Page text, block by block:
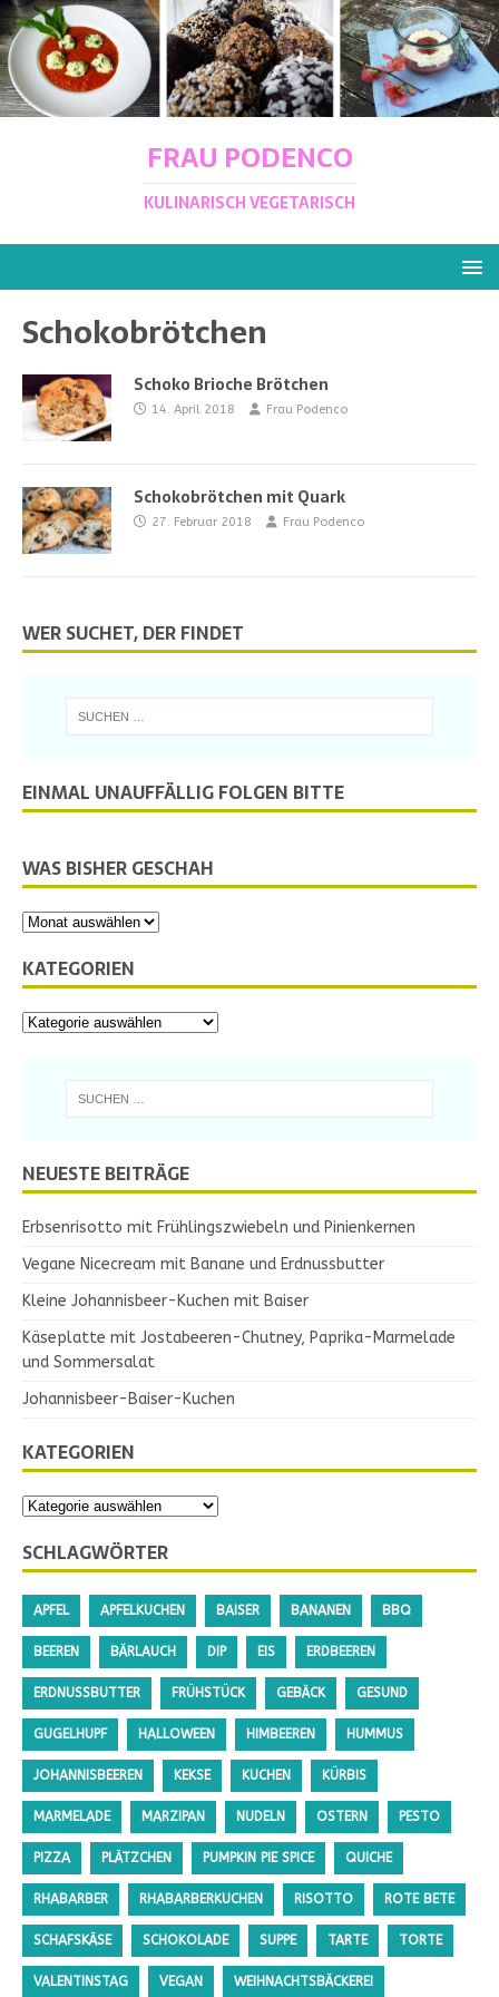
FRAU PODENCO
KULINARISCH VEGETARISCH
Schokobrötchen
Schoko Brioche Brötchen
14. April 2018 Frau Podenco
Schokobrötchen mit Quark
27. Februar 2018 Frau Podenco
WER SUCHET, DER FINDET
EINMAL UNAUFFÄLLIG FOLGEN BITTE
WAS BISHER GESCHAH
KATEGORIEN
NEUESTE BEITRÄGE
Erbsenrisotto mit Frühlingszwiebeln und Pinienkernen
Vegane Nicecream mit Banane und Erdnussbutter
Kleine Johannisbeer-Kuchen mit Baiser
Käseplatte mit Jostabeeren-Chutney, Paprika-Marmelade
und Sommersalat
Johannisbeer-Baiser-Kuchen
KATEGORIEN
SCHLAGWÖRTER
APFEL APFELKUCHEN BAISER BANANEN BBQ
BEEREN BÄRLAUCH DIP EIS ERDBEEREN
ERDNUSSBUTTER FRÜHSTÜCK GEBÄCK GESUND
GUGELHUPF HALLOWEEN HIMBEEREN HUMMUS
JOHANNISBEEREN KEKSE KUCHEN KÜRBIS
MARMELADE MARZIPAN NUDELN OSTERN PESTO
PIZZA PLÄTZCHEN PUMPKIN PIE SPICE QUICHE
RHABARBER RHABARBERKUCHEN RISOTTO ROTE BETE
SCHAFSKÄSE SCHOKOLADE SUPPE TARTE TORTE
VALENTINSTAG VEGAN WEIHNACHTSBÄCKEREI